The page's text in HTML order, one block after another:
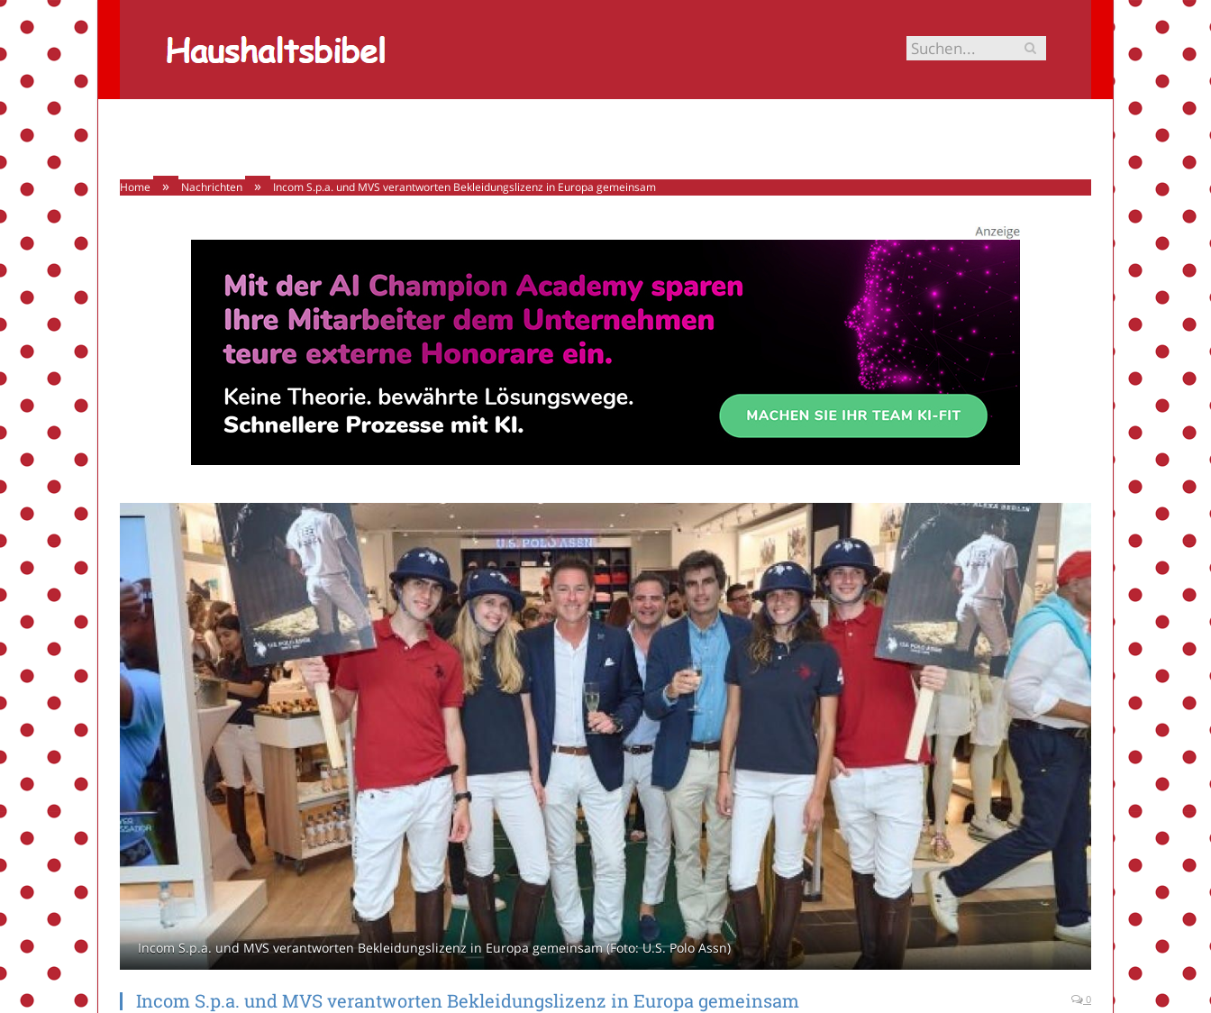
Home » Nachrichten » Incom S.p.a. und MVS verantworten Bekleidungslizenz in Europa gemeinsam
Incom S.p.a. und MVS verantworten Bekleidungslizenz in Europa gemeinsam (Foto: U.S. Polo Assn)
Incom S.p.a. und MVS verantworten Bekleidungslizenz in Europa gemeinsam 0